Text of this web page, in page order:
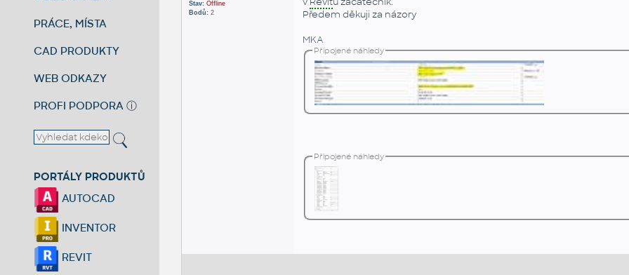
PRÁCE, MÍSTA
CAD PRODUKTY
WEB ODKAZY
PROFI PODPORA ⓘ
PORTÁLY PRODUKTŮ
AUTOCAD
INVENTOR
REVIT
Stav: Offline
Bodů:2
Předem děkuji za názory
MKA
Připojené náhledy
Připojené náhledy